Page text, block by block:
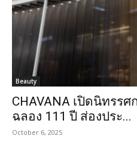
Beauty
CHAVANA เปิดนิทรรศ
ฉลอง 111 ปี ส่องประ...
October 6, 2025